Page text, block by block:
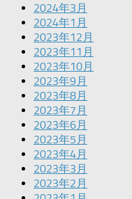
2024年3月
2024年1月
2023年12月
2023年11月
2023年10月
2023年9月
2023年8月
2023年7月
2023年6月
2023年5月
2023年4月
2023年3月
2023年2月